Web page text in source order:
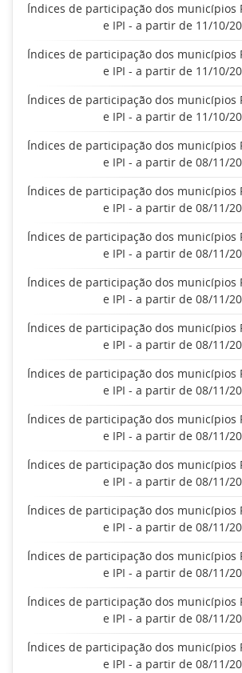
Índices de participação dos municípios
e IPI - a partir de 11/10/
Índices de participação dos municípios
e IPI - a partir de 11/10/
Índices de participação dos municípios
e IPI - a partir de 11/10/
Índices de participação dos municípios
e IPI - a partir de 08/11/
Índices de participação dos municípios
e IPI - a partir de 08/11/
Índices de participação dos municípios
e IPI - a partir de 08/11/
Índices de participação dos municípios
e IPI - a partir de 08/11/
Índices de participação dos municípios
e IPI - a partir de 08/11/
Índices de participação dos municípios
e IPI - a partir de 08/11/
Índices de participação dos municípios
e IPI - a partir de 08/11/
Índices de participação dos municípios
e IPI - a partir de 08/11/
Índices de participação dos municípios
e IPI - a partir de 08/11/
Índices de participação dos municípios
e IPI - a partir de 08/11/
Índices de participação dos municípios
e IPI - a partir de 08/11/
Índices de participação dos municípios
e IPI - a partir de 08/11/